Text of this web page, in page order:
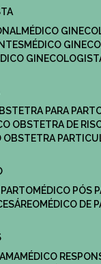
MÉDICO
MÉDICO
PARA
OBSTETRA DE
OBSTETRA
PARTO MÉDICO PÓS
MÉDICO DE
MÉDICO